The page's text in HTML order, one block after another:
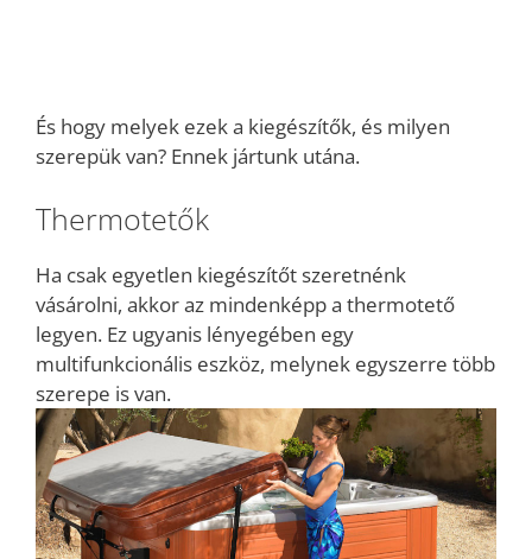
És hogy melyek ezek a kiegészítők, és milyen
szerepük van? Ennek jártunk utána.
Thermotetők
Ha csak egyetlen kiegészítőt szeretnénk
vásárolni, akkor az mindenképp a thermotető
legyen. Ez ugyanis lényegében egy
multifunkcionális eszköz, melynek egyszerre több
szerepe is van.